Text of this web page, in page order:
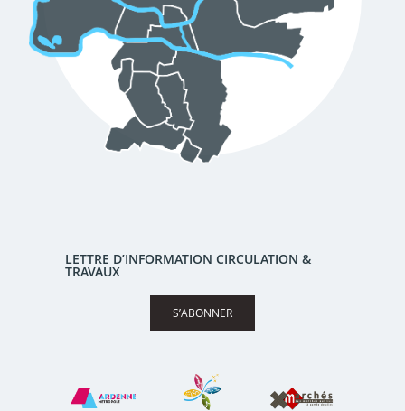
LETTRE D’INFORMATION CIRCULATION &
TRAVAUX
S’ABONNER